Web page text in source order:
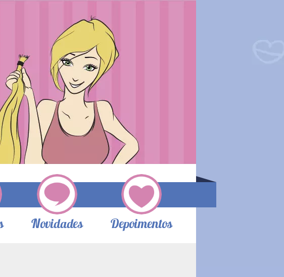
Novidades Depoimentos